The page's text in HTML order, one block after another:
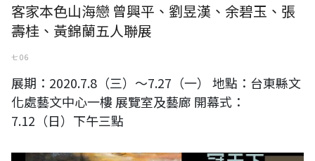
客家本色山海戀 曾興平、劉昱漢、余碧玉、張
壽桂、黃錦蘭五人聯展
七 06
展期：2020.7.8（三）～7.27（一） 地點：台東縣文
化處藝文中心一樓 展覽室及藝廊 開幕式：
7.12（日）下午三點